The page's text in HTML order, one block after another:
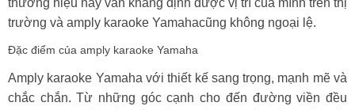
thương hiệu này vẫn khẳng định được vị trí của mình trên thị
trường và amply karaoke Yamahacũng không ngoại lệ.
Đặc điểm của amply karaoke Yamaha
Amply karaoke Yamaha với thiết kế sang trọng, mạnh mẽ và
chắc chắn. Từ những góc cạnh cho đến đường viền đều